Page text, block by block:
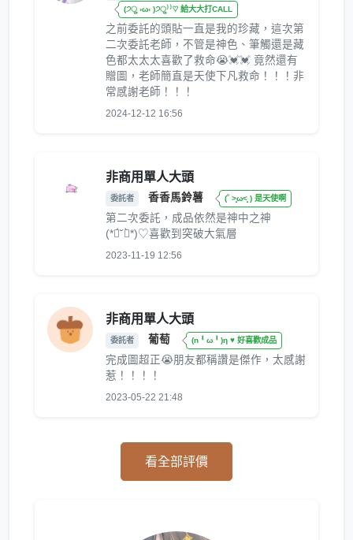
(੭ु ›ω‹ )੭ु⁾⁾♡ 給大大打CALL
之前委託的頭貼一直是我的珍藏，這次第
二次委託老師，不管是神色、筆觸還是藏
色都太太太喜歡了救命😭💓💓 竟然還有
贈圖，老師簡直是天使下凡救命！！！非
常感謝老師！！！
2024-12-12 16:56
非商用單人大頭
委託者 香香馬鈴薯 (˚ ˃̣̣̥ω˂̣̣̥ ) 是天使啊
第二次委託，成品依然是神中之神
(*ฅ́˘ฅ̀*)♡喜歡到突破大氣層
2023-11-19 12:56
非商用單人大頭
委託者 葡萄 (n╹ω╹)η ♥ 好喜歡成品
完成圖超正😭朋友都稱讚是傑作，太感謝
惹！！！！
2023-05-22 21:48
看全部評價